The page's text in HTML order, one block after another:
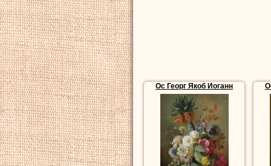
Ос Георг Якоб Иоганн